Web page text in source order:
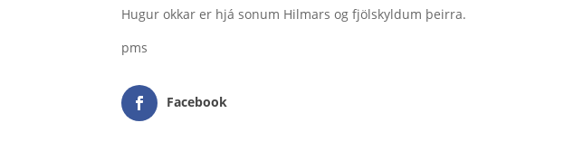
Hugur okkar er hjá sonum Hilmars og fjölskyldum þeirra.
pms
Facebook